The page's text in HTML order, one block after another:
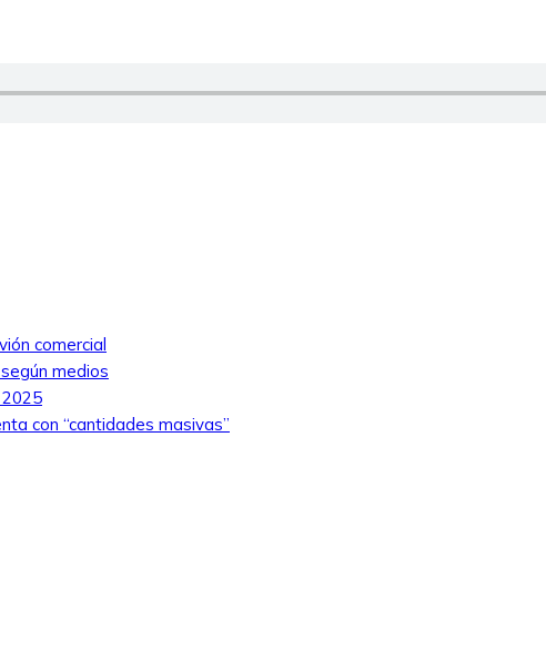
comercial
medios
2025
con “cantidades masivas”